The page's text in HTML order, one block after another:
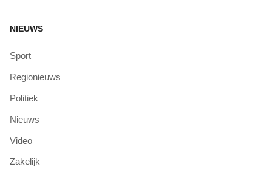
NIEUWS
Sport
Regionieuws
Politiek
Nieuws
Video
Zakelijk